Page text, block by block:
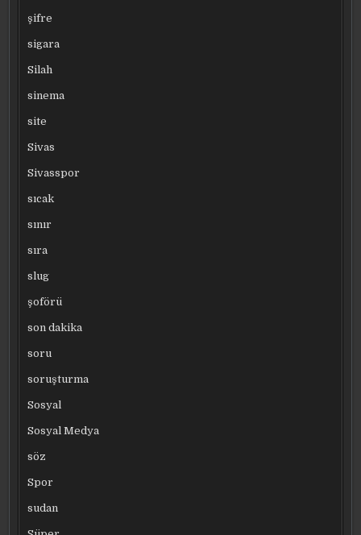
şifre
sigara
Silah
sinema
site
Sivas
Sivasspor
sıcak
sınır
sıra
slug
şoförü
son dakika
soru
soruşturma
Sosyal
Sosyal Medya
söz
Spor
sudan